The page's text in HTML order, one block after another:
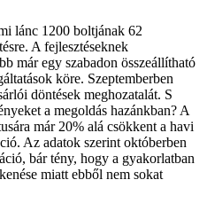
lánc 1200 boltjának 62
A fejlesztéseknek
már egy szabadon összeállítható
köre. Szeptemberben
döntések meghozatalát. S
a megoldás hazánkban? A
már 20% alá csökkent a havi
Az adatok szerint októberben
bár tény, hogy a gyakorlatban
miatt ebből nem sokat